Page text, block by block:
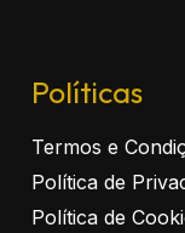
Políticas
Termos e
Política de
Política de